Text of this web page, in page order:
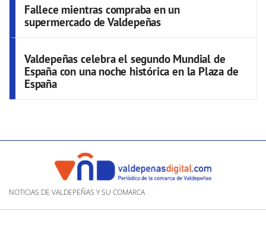
Fallece mientras compraba en un
supermercado de Valdepeñas
Valdepeñas celebra el segundo Mundial de
España con una noche histórica en la Plaza de
España
NOTICIAS DE VALDEPEÑAS Y SU COMARCA